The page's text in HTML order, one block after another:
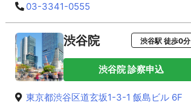
03-3341-0555
渋谷院 渋谷駅 徒歩0分
渋谷院 診察申込
東京都渋谷区道玄坂1-3-1 飯島ビル 6F